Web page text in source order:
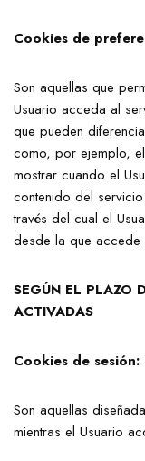
Cookies de
Son aquellas que
Usuario acceda al
que pueden
como, por ejemplo,
mostrar cuando el
contenido del
través del cual el
desde la que accede
SEGÚN EL PLAZO
ACTIVADAS
Cookies de sesión:
Son aquellas
mientras el Usuario